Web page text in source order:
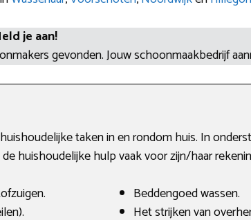
je aan!
gevonden. Jouw schoonmaakbedrijf
taken in en rondom huis. In
huishoudelijke hulp vaak voor zijn/haar
Beddengoed wassen.
Het strijken van